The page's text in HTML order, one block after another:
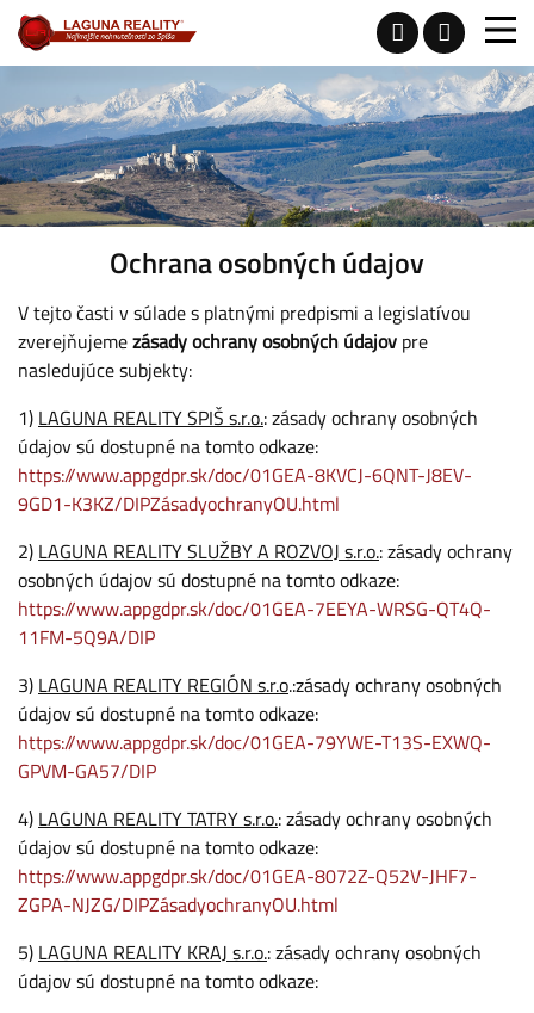
Ochrana osobných údajov
V tejto časti v súlade s platnými predpismi a legislatívou
zverejňujemezásady ochrany osobných údajov pre
nasledujúce subjekty:
1) LAGUNA REALITY SPIŠ s.r.o.: zásady ochrany osobných
údajov sú dostupné na tomto odkaze:
https://www.appgdpr.sk/doc/01GEA-8KVCJ-6QNT-J8EV-
9GD1-K3KZ/DIPZásadyochranyOU.html
2) LAGUNA REALITY SLUŽBY A ROZVOJ s.r.o.: zásady ochrany
osobných údajov sú dostupné na tomto odkaze:
https://www.appgdpr.sk/doc/01GEA-7EEYA-WRSG-QT4Q-
11FM-5Q9A/DIP
3) LAGUNA REALITY REGIÓN s.r.o.:zásady ochrany osobných
údajov sú dostupné na tomto odkaze:
https://www.appgdpr.sk/doc/01GEA-79YWE-T13S-EXWQ-
GPVM-GA57/DIP
4) LAGUNA REALITY TATRY s.r.o.: zásady ochrany osobných
údajov sú dostupné na tomto odkaze:
https://www.appgdpr.sk/doc/01GEA-8072Z-Q52V-JHF7-
ZGPA-NJZG/DIPZásadyochranyOU.html
5) LAGUNA REALITY KRAJ s.r.o.: zásady ochrany osobných
údajov sú dostupné na tomto odkaze: